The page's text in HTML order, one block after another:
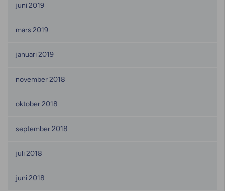
juni 2019
mars 2019
januari 2019
november 2018
oktober 2018
september 2018
juli 2018
juni 2018